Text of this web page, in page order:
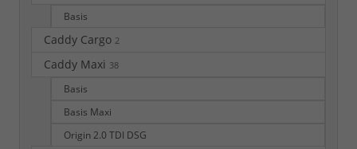
Basis
Caddy Cargo 2
Caddy Maxi 38
Basis
Basis Maxi
Origin 2.0 TDI DSG